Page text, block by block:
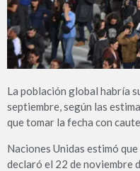
La población global habría
septiembre, según las
que tomar la fecha con
Naciones Unidas estimó
declaró el 22 de noviembre